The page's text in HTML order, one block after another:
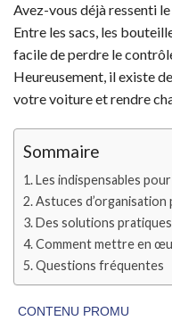
Avez-vous déjà ressenti
Entre les sacs, les
facile de perdre le
Heureusement, il existe
votre voiture et rendre
Sommaire
Les indispensables
Astuces
Des solutions
Comment mettre en
Questions fréquentes